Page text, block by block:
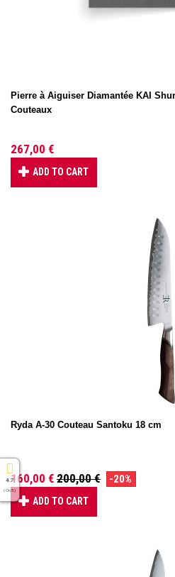
Pierre à Aiguiser Diamantée KAI
Couteaux
267,00 €
ADD TO CART
Ryda A-30 Couteau Santoku 18 cm
160,00 € 200,00 € -20%
ADD TO CART
4.7
( On 5 )